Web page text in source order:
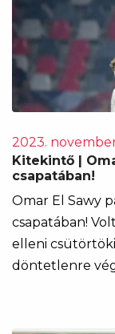
2023.
Kitekintő |
csapatában!
Omar El Sawy
csapatában!
elleni
döntetlenre